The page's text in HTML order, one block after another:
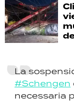
La
#Schengen
necessaria